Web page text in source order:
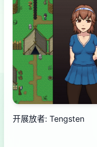
开展放者: Tengsten